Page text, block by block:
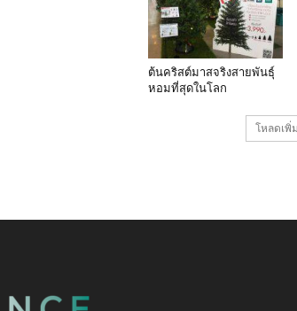
ต้นคริสต์มาสจริงสายพันธุ์
หอมที่สุดในโลก
โหลดเพิ่